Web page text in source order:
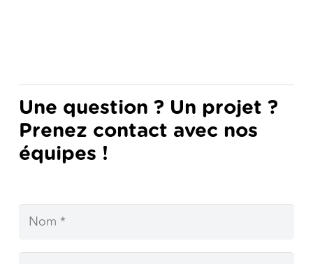
Une question ? Un projet ?
Prenez contact avec nos
équipes !